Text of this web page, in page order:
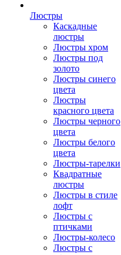
Люстры
Каскадные
люстры
Люстры хром
Люстры под
золото
Люстры синего
цвета
Люстры
красного цвета
Люстры черного
цвета
Люстры белого
цвета
Люстры-тарелки
Квадратные
люстры
Люстры в стиле
лофт
Люстры с
птичками
Люстры-колесо
Люстры с